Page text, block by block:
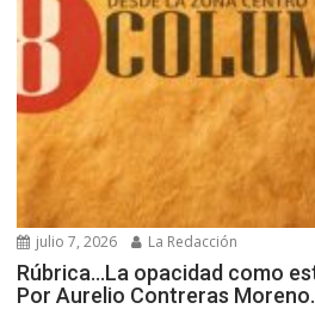
julio 7, 2026 La Redacción
Rúbrica…La opacidad como
Por Aurelio Contreras Moreno.